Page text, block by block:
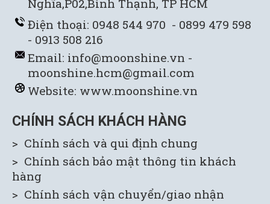
Nghĩa,P02,Bình Thạnh, TP HCM
Điện thoại: 0948 544 970 - 0899 479 598
- 0913 508 216
Email: info@moonshine.vn -
moonshine.hcm@gmail.com
Website: www.moonshine.vn
CHÍNH SÁCH KHÁCH HÀNG
> Chính sách và qui định chung
> Chính sách bảo mật thông tin khách
hàng
> Chính sách vận chuyển/giao nhận